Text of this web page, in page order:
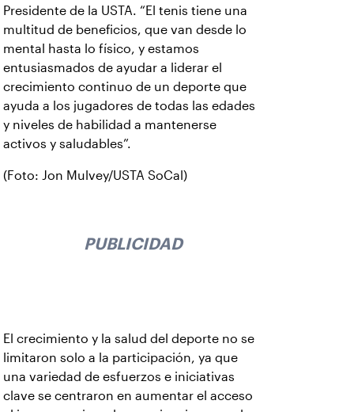
Presidente de la USTA. “El tenis tiene una
multitud de beneficios, que van desde lo
mental hasta lo físico, y estamos
entusiasmados de ayudar a liderar el
crecimiento continuo de un deporte que
ayuda a los jugadores de todas las edades
y niveles de habilidad a mantenerse
activos y saludables”.
(Foto: Jon Mulvey/USTA SoCal)
PUBLICIDAD
El crecimiento y la salud del deporte no se
limitaron solo a la participación, ya que
una variedad de esfuerzos e iniciativas
clave se centraron en aumentar el acceso